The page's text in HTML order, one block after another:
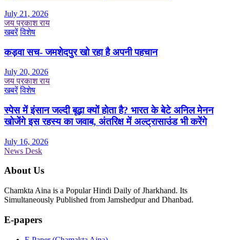
July 21, 2026
जय प्रकाश राय
खबरें विशेष
कड़वा सच- जमशेदपुर खो रहा है अपनी पहचान
July 20, 2026
जय प्रकाश राय
खबरें विशेष
स्पेस में इंसान जल्दी बूढ़ा क्यों होता है? भारत के बेटे अनिल मेनन
खोजेंगे इस रहस्य का जवाब, अंतरिक्ष में अल्ट्रासाउंड भी करेंगे
July 16, 2026
News Desk
About Us
Chamkta Aina is a Popular Hindi Daily of Jharkhand. Its
Simultaneously Published from Jamshedpur and Dhanbad.
E-papers